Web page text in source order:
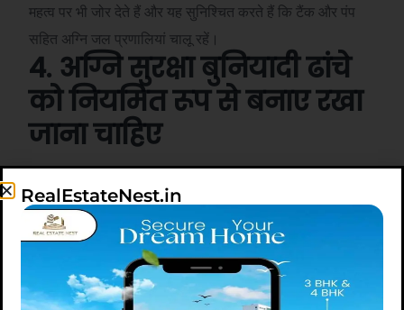
महत्व पर भी जोर देते हैं और यह सुनिश्चित करते हैं कि टैंक और पंप
सहित अग्नि जल प्रणालियां चालू रहें।
4. अग्नि सुरक्षा बुनियादी ढांचे
को नियमित रूप से बनाए रखा
जाना चाहिए
अग्निशमन उपकरणों, विद्युत प्रणालियों और आपातकालीन तैयारियों में
कमियों की पहचान करने में मदद कर सकता है। इसके अलावा,
अपार्टमेंट और सामान्य क्षेत्रों में स्मोक डिटेक्टर और स्प्रिंकलर सिस्टम
की नियमित जांच की जानी चाहिए और नवीकरण कार्य के दौरान क्षति से
RealEstateNest.in